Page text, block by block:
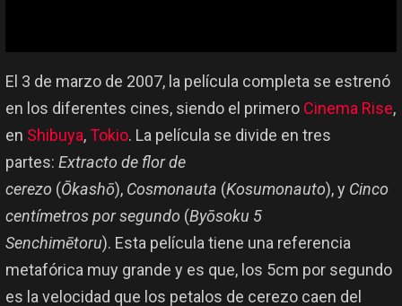
El 3 de marzo de 2007, la película completa se estrenó
en los diferentes cines, siendo el primero Cinema Rise,
en Shibuya,Tokio. La película se divide en tres
partes: Extracto de flor de
cerezo (Ōkashō), Cosmonauta (Kosumonauto), y Cinco
centímetros por segundo (Byōsoku 5
Senchimētoru). Esta película tiene una referencia
metafórica muy grande y es que, los 5cm por segundo
es la velocidad que los petalos de cerezo caen del